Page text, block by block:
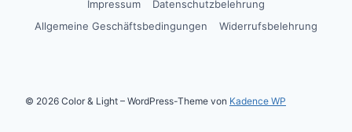
Impressum
Datenschutzbelehrung
Allgemeine Geschäftsbedingungen
Widerrufsbelehrung
© 2026 Color & Light – WordPress-Theme von Kadence WP